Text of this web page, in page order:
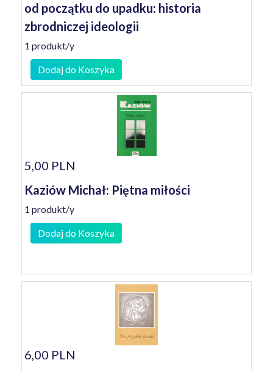
od początku do upadku: historia
zbrodniczej ideologii
1 produkt/y
Dodaj do Koszyka
5,00 PLN
Kaziów Michał: Piętna miłości
1 produkt/y
Dodaj do Koszyka
6,00 PLN